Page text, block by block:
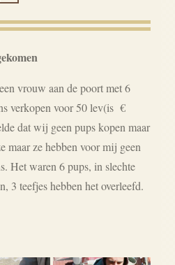
vrouw aan de poort met 6
verkopen voor 50 lev(is €
dat wij geen pups kopen maar
maar ze hebben voor mij geen
Het waren 6 pups, in slechte
3 teefjes hebben het overleefd.